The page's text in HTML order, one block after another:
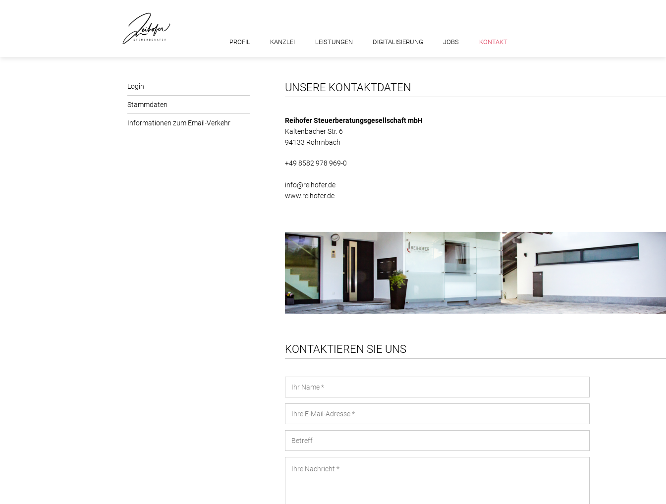
NAVIGATION
PROFIL KANZLEI LEISTUNGEN DIGITALISIERUNG JOBS KONTAKT
Login
Stammdaten
Informationen zum Email-Verkehr
UNSERE KONTAKTDATEN
Reihofer Steuerberatungsgesellschaft mbH
Kaltenbacher Str. 6
94133 Röhrnbach
+49 8582 978 969-0
info@reihofer.de
www.reihofer.de
KONTAKTIEREN SIE UNS